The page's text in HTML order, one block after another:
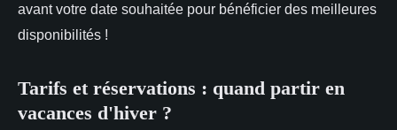
avant votre date souhaitée pour bénéficier des meilleures
disponibilités !
Tarifs et réservations : quand partir en
vacances d'hiver ?